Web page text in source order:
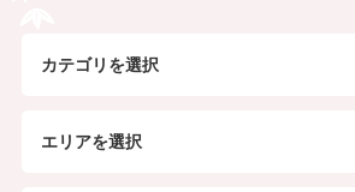
カテゴリを選択
エリアを選択